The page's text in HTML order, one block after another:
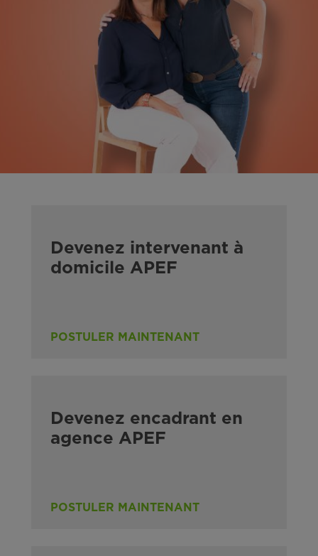
Devenez intervenant à
domicile APEF
POSTULER MAINTENANT
Devenez encadrant en
agence APEF
POSTULER MAINTENANT